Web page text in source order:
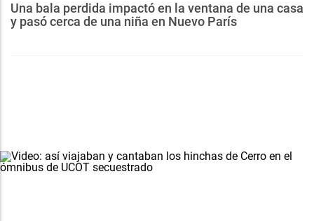
Una bala perdida impactó en la ventana de una casa
y pasó cerca de una niña en Nuevo París